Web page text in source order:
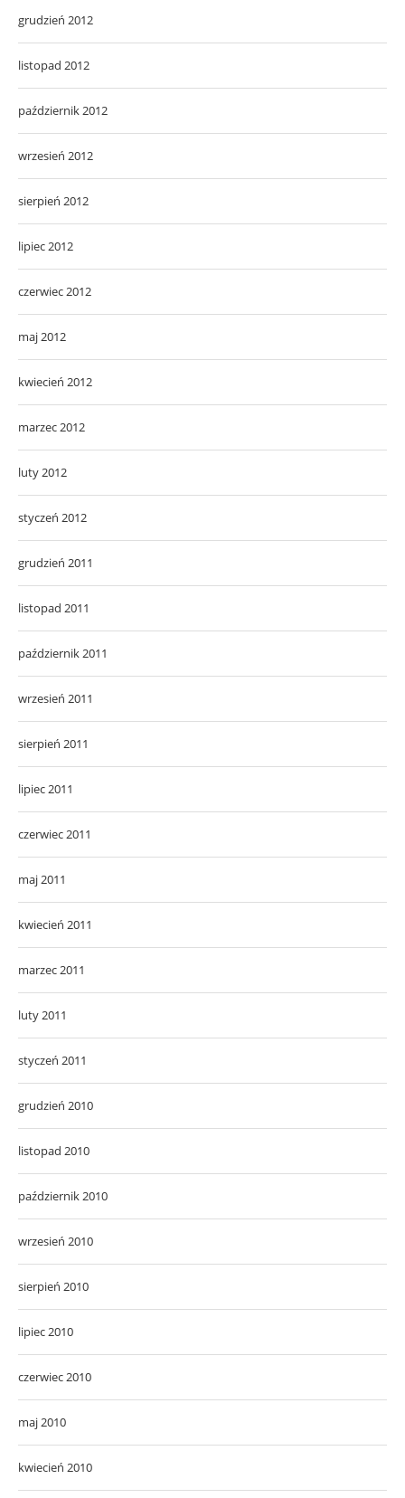
grudzień 2012
listopad 2012
październik 2012
wrzesień 2012
sierpień 2012
lipiec 2012
czerwiec 2012
maj 2012
kwiecień 2012
marzec 2012
luty 2012
styczeń 2012
grudzień 2011
listopad 2011
październik 2011
wrzesień 2011
sierpień 2011
lipiec 2011
czerwiec 2011
maj 2011
kwiecień 2011
marzec 2011
luty 2011
styczeń 2011
grudzień 2010
listopad 2010
październik 2010
wrzesień 2010
sierpień 2010
lipiec 2010
czerwiec 2010
maj 2010
kwiecień 2010